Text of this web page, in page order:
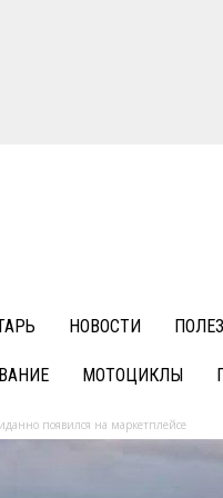
НОВОСТИ
МОТОЦИКЛЫ
появился на маркетплейсе